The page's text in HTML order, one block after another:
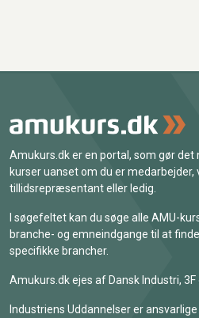
Amukurs.dk er en portal, som gør
kurser uanset om du er medarbejder,
tillidsrepræsentant eller ledig.
I søgefeltet kan du søge alle AMU-
branche- og emneindgange til at
specifikke brancher.
Amukurs.dk ejes af Dansk Industri, 3F
Industriens Uddannelser er